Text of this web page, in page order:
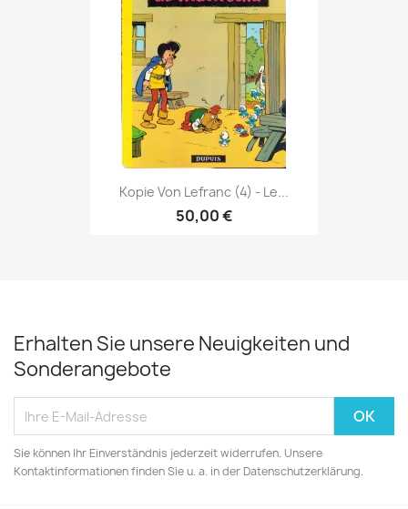
Kopie Von Lefranc (4) - Le...
50,00 €
Erhalten Sie unsere Neuigkeiten und
Sonderangebote
Sie können Ihr Einverständnis jederzeit widerrufen. Unsere
Kontaktinformationen finden Sie u. a. in der Datenschutzerklärung.